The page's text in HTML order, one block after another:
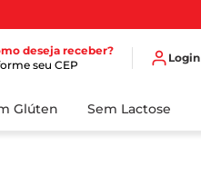
deseja receber?
seu CEP
Login
Glúten Sem Lactose